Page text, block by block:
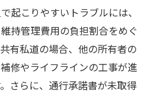
起こりやすいトラブルには、
持管理費用の負担割合をめぐ
有私道の場合、他の所有者の
修やライフラインの工事が進
さらに、通行承諾書が未取得